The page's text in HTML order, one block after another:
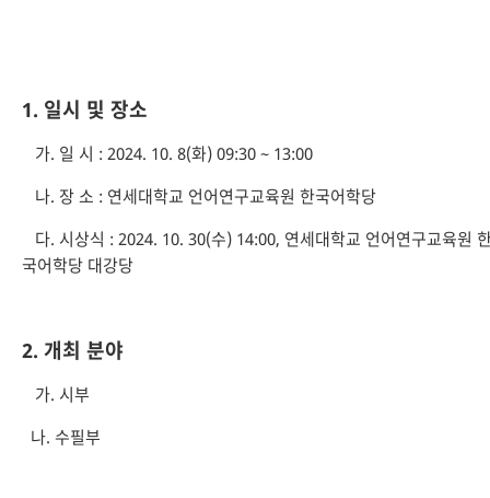
1. 일시 및 장소
가. 일 시 : 2024. 10. 8(화) 09:30 ~ 13:00
나. 장 소 : 연세대학교 언어연구교육원 한국어학당
다. 시상식 : 2024. 10. 30(수) 14:00, 연세대학교 언어연구교육원
국어학당 대강당
2. 개최 분야
가. 시부
나. 수필부